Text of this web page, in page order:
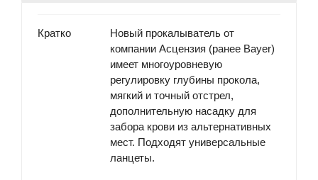
Кратко
Новый прокалыватель от
компании Асцензия (ранее Bayer)
имеет многоуровневую
регулировку глубины прокола,
мягкий и точный отстрел,
дополнительную насадку для
забора крови из альтернативных
мест. Подходят универсальные
ланцеты.